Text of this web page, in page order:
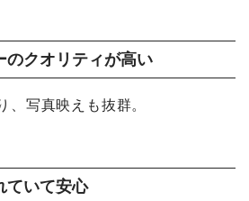
のクオリティが高い
、写真映えも抜群。
ていて安心